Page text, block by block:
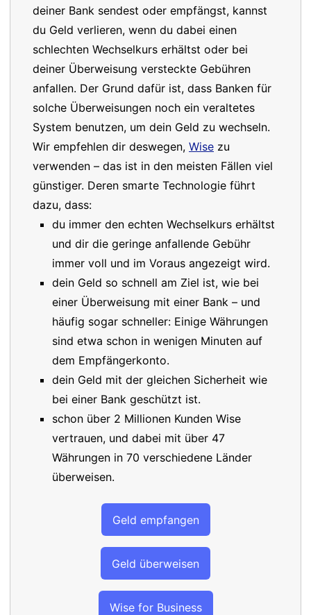
deiner Bank sendest oder empfängst, kannst
du Geld verlieren, wenn du dabei einen
schlechten Wechselkurs erhältst oder bei
deiner Überweisung versteckte Gebühren
anfallen. Der Grund dafür ist, dass Banken für
solche Überweisungen noch ein veraltetes
System benutzen, um dein Geld zu wechseln.
Wir empfehlen dir deswegen, Wise zu
verwenden – das ist in den meisten Fällen viel
günstiger. Deren smarte Technologie führt
dazu, dass:
du immer den echten Wechselkurs erhältst
und dir die geringe anfallende Gebühr
immer voll und im Voraus angezeigt wird.
dein Geld so schnell am Ziel ist, wie bei
einer Überweisung mit einer Bank – und
häufig sogar schneller: Einige Währungen
sind etwa schon in wenigen Minuten auf
dem Empfängerkonto.
dein Geld mit der gleichen Sicherheit wie
bei einer Bank geschützt ist.
schon über 2 Millionen Kunden Wise
vertrauen, und dabei mit über 47
Währungen in 70 verschiedene Länder
überweisen.
Geld empfangen
Geld überweisen
Wise for Business